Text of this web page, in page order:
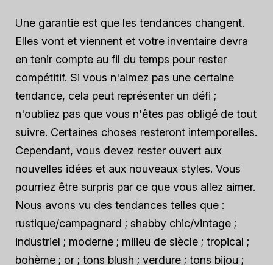
Une garantie est que les tendances changent.
Elles vont et viennent et votre inventaire devra
en tenir compte au fil du temps pour rester
compétitif. Si vous n'aimez pas une certaine
tendance, cela peut représenter un défi ;
n'oubliez pas que vous n'êtes pas obligé de tout
suivre. Certaines choses resteront intemporelles.
Cependant, vous devez rester ouvert aux
nouvelles idées et aux nouveaux styles. Vous
pourriez être surpris par ce que vous allez aimer.
Nous avons vu des tendances telles que :
rustique/campagnard ; shabby chic/vintage ;
industriel ; moderne ; milieu de siècle ; tropical ;
bohème ; or ; tons blush ; verdure ; tons bijou ;